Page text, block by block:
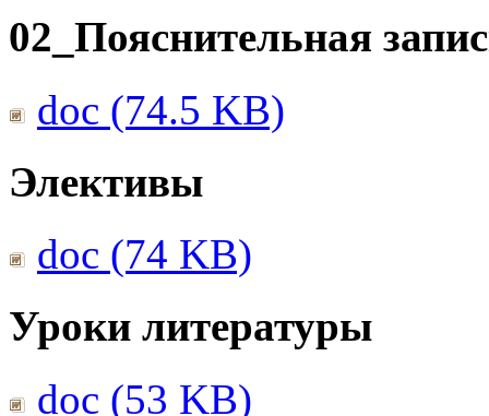
02_Пояснительная
doc (74.5 KB)
Элективы
doc (74 KB)
Уроки литературы
doc (53 KB)